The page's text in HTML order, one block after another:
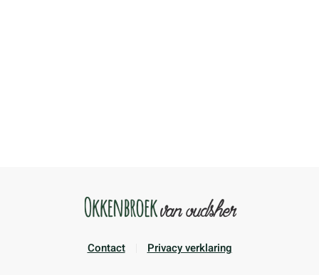
Contact Privacy verklaring